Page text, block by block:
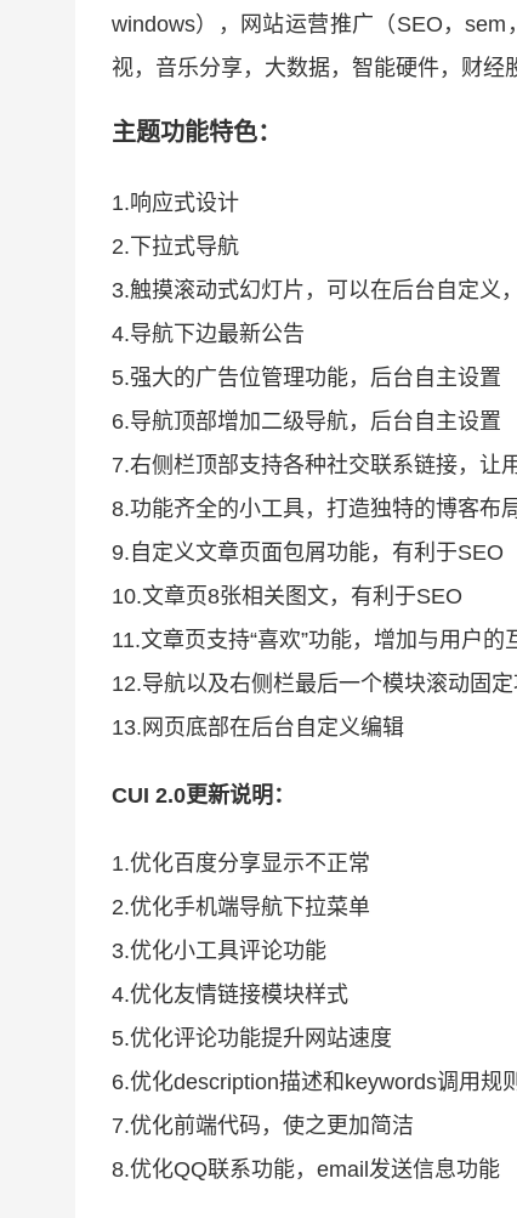
windows），网站运营推广（SEO，
视，音乐分享，大数据，智能硬件，财经
主题功能特色：
1.响应式设计
2.下拉式导航
3.触摸滚动式幻灯片，可以在后台自定义
4.导航下边最新公告
5.强大的广告位管理功能，后台自主设置
6.导航顶部增加二级导航，后台自主设置
7.右侧栏顶部支持各种社交联系链接，让
8.功能齐全的小工具，打造独特的博客布
9.自定义文章页面包屑功能，有利于SEO
10.文章页8张相关图文，有利于SEO
11.文章页支持“喜欢”功能，增加与用户
12.导航以及右侧栏最后一个模块滚动固
13.网页底部在后台自定义编辑
CUI 2.0更新说明：
1.优化百度分享显示不正常
2.优化手机端导航下拉菜单
3.优化小工具评论功能
4.优化友情链接模块样式
5.优化评论功能提升网站速度
6.优化description描述和keywords调用规
7.优化前端代码，使之更加简洁
8.优化QQ联系功能，email发送信息功能